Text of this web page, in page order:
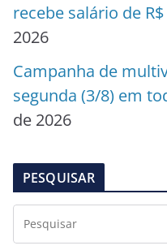
recebe salário de
2026
Campanha de
segunda (3/8) em
de 2026
PESQUISAR